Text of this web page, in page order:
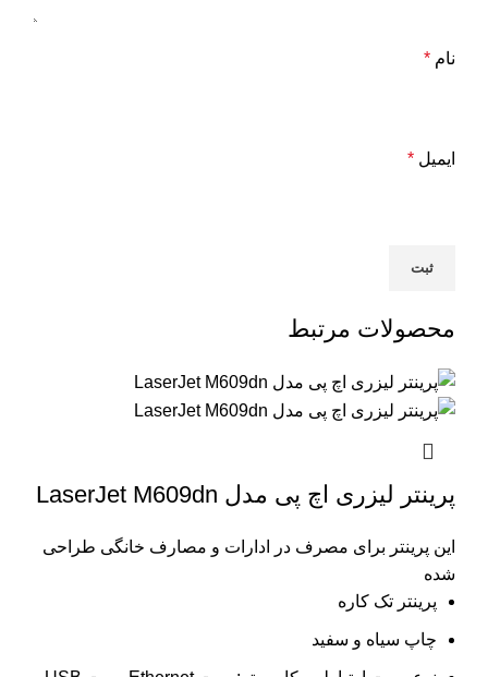
نام *
ایمیل *
محصولات مرتبط
پرینتر لیزری اچ پی مدل LaserJet M609dn
این پرینتر برای مصرف در ادارات و مصارف خانگی طراحی
شده
پرینتر تک کاره
چاپ سیاه و سفید